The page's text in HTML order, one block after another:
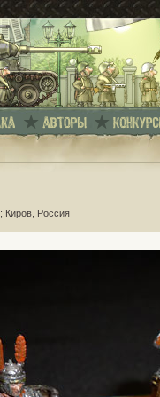
; Киров, Россия